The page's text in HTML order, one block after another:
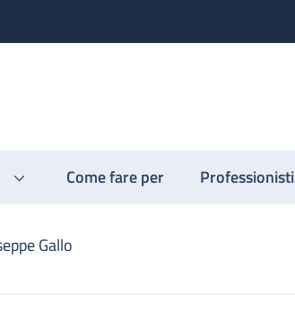
Come fare per Professionisti
Gallo